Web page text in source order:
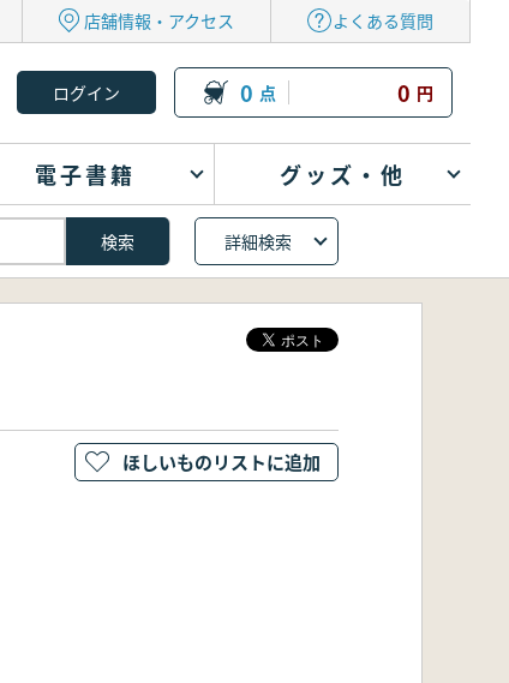
店舗情報・アクセス よくある質問
0 点 0 円
電子書籍 グッズ・他
詳細検索
ほしいものリストに追加